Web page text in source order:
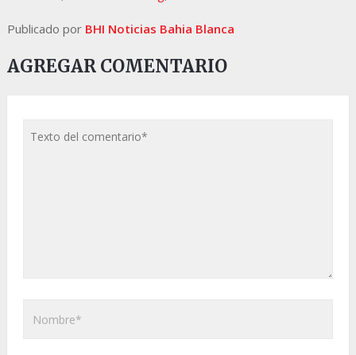
Publicado por BHI Noticias Bahia Blanca
AGREGAR COMENTARIO